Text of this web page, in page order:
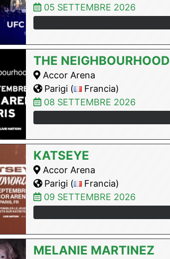
05 SETTEMBRE 2026
THE NEIGHBOURHOOD
Accor Arena
Parigi (
Francia)
08 SETTEMBRE 2026
KATSEYE
Accor Arena
Parigi (
Francia)
09 SETTEMBRE 2026
MELANIE MARTINEZ